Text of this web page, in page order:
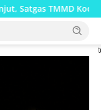
HST Percantik